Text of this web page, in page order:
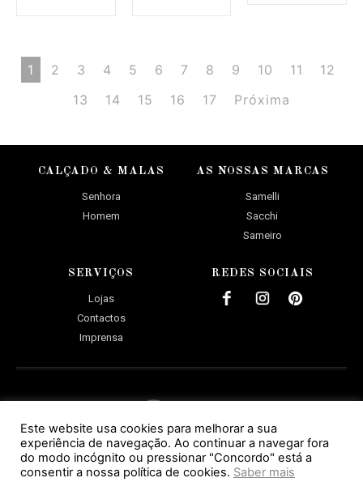
1 2 3 4 5 6 7 8 9 10 11
12
13
14 15 16 17 Próxima
CALÇADO & MALAS
Senhora
Homem
AS NOSSAS MARCAS
Samelli
Sacchi
Sameiro
SERVIÇOS
Lojas
Contactos
Imprensa
REDES SOCIAIS
POLÍTICA DE PRIVACIDADE
Copyright© Calçado Sameiro 2026. Todos os direitos reservados.
Este website usa cookies para melhorar a sua
experiência de navegação. Ao continuar a navegar fora
do modo incógnito ou pressionar "Concordo" está a
consentir a nossa política de cookies. Saber mais